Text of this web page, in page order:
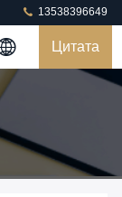
13538396649
Цитата